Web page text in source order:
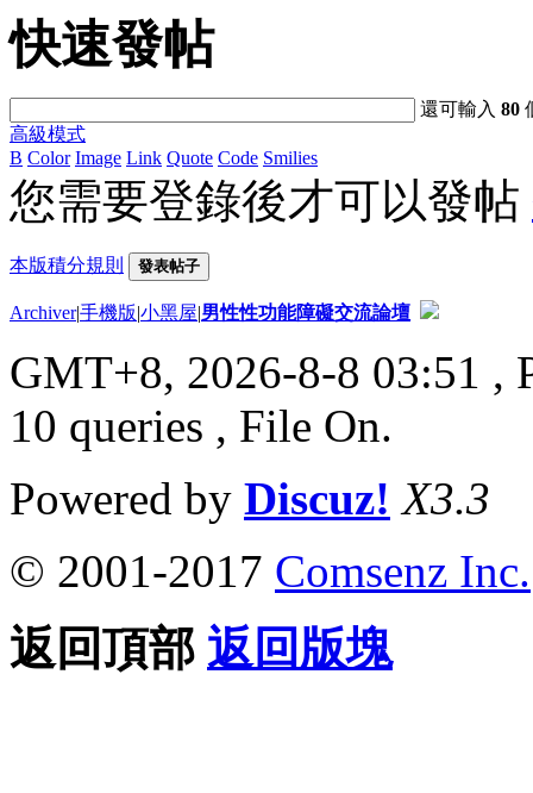
快速發帖
還可輸入80
高級模式
B Color Image Link Quote Code Smilies
您需要登錄後才可以發帖
本版積分規則 發表帖子
Archiver|手機版|小黑屋|男性性功能障礙交流論壇
GMT+8, 2026-8-8 03:51 ,
10 queries , File On.
Powered by Discuz! X3.3
© 2001-2017 Comsenz Inc.
返回頂部 返回版塊